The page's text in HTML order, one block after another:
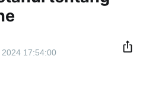
2024 17:54:00